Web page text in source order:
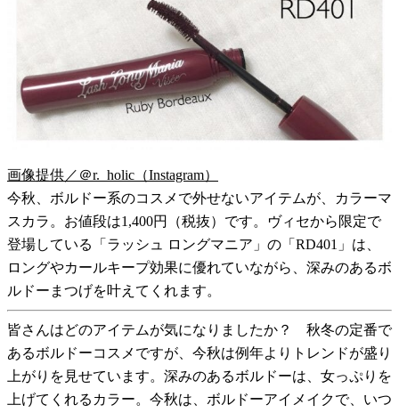
画像提供／＠r._holic（Instagram）
今秋、ボルドー系のコスメで外せないアイテムが、カラーマ
スカラ。お値段は1,400円（税抜）です。ヴィセから限定で
登場している「ラッシュ ロングマニア」の「RD401」は、
ロングやカールキープ効果に優れていながら、深みのあるボ
ルドーまつげを叶えてくれます。
皆さんはどのアイテムが気になりましたか？ 秋冬の定番で
あるボルドーコスメですが、今秋は例年よりトレンドが盛り
上がりを見せています。深みのあるボルドーは、女っぷりを
上げてくれるカラー。今秋は、ボルドーアイメイクで、いつ